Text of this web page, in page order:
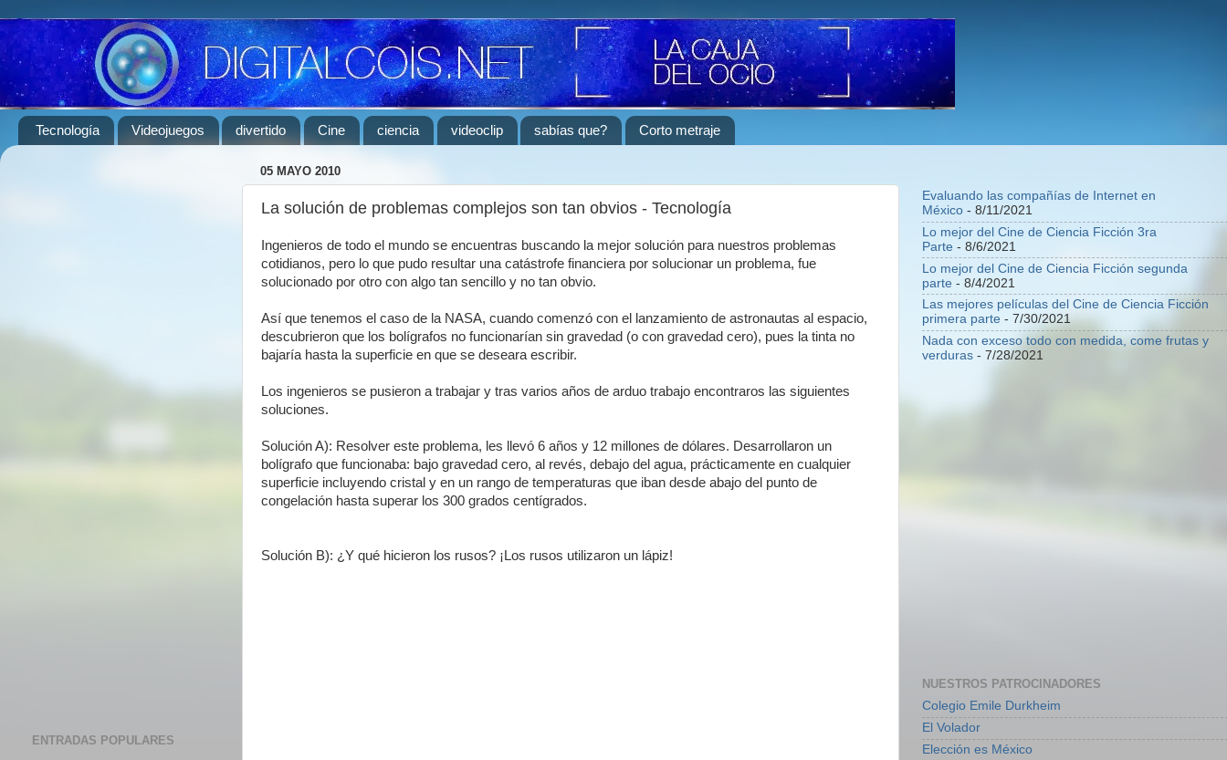
Tecnología Videojuegos divertido Cine ciencia videoclip sabías que? Corto metraje
05 MAYO 2010
La solución de problemas complejos son tan obvios - Tecnología
Ingenieros de todo el mundo se encuentras buscando la mejor solución para nuestros problemas
cotidianos, pero lo que pudo resultar una catástrofe financiera por solucionar un problema, fue
solucionado por otro con algo tan sencillo y no tan obvio.
Así que tenemos el caso de la NASA, cuando comenzó con el lanzamiento de astronautas al espacio,
descubrieron que los bolígrafos no funcionarían sin gravedad (o con gravedad cero), pues la tinta no
bajaría hasta la superficie en que se deseara escribir.
Los ingenieros se pusieron a trabajar y tras varios años de arduo trabajo encontraros las siguientes
soluciones.
Solución A): Resolver este problema, les llevó 6 años y 12 millones de dólares. Desarrollaron un
bolígrafo que funcionaba: bajo gravedad cero, al revés, debajo del agua, prácticamente en cualquier
superficie incluyendo cristal y en un rango de temperaturas que iban desde abajo del punto de
congelación hasta superar los 300 grados centígrados.
Solución B): ¿Y qué hicieron los rusos? ¡Los rusos utilizaron un lápiz!
ENTRADAS POPULARES
Evaluando las compañías de Internet en
México - 8/11/2021
Lo mejor del Cine de Ciencia Ficción 3ra
Parte - 8/6/2021
Lo mejor del Cine de Ciencia Ficción segunda
parte - 8/4/2021
Las mejores películas del Cine de Ciencia Ficción
primera parte - 7/30/2021
Nada con exceso todo con medida, come frutas y
verduras - 7/28/2021
NUESTROS PATROCINADORES
Colegio Emile Durkheim
El Volador
Elección es México